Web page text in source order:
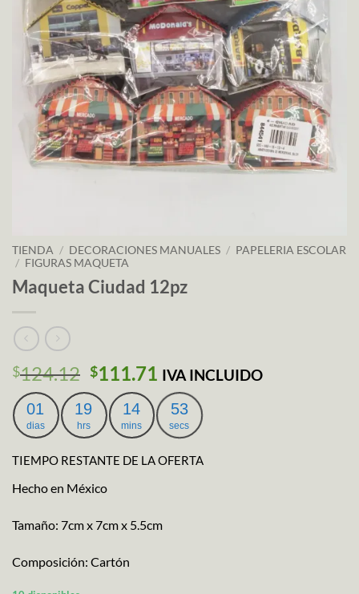
TIENDA / DECORACIONES MANUALES / PAPELERIA ESCOLAR
/ FIGURAS MAQUETA
Maqueta Ciudad 12pz
$124.12 El
precio
original
era:
$111.71 El
precio
actual
es:
IVA INCLUIDO
01
dias
19
hrs
14
mins
52
secs
TIEMPO RESTANTE DE LA OFERTA
Hecho en México
Tamaño: 7cm x 7cm x 5.5cm
Composición: Cartón